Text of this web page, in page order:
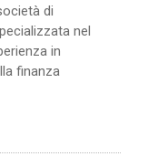
di
nel
in
finanza